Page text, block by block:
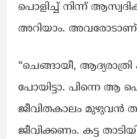
പൊളിച്ച് നിന്ന്
അറിയാം. അവരോടാണ്
“ചെങ്ങായീ,
പോയിട്ടാ. പിന്നെ ആ
ജീവിതകാലം മുഴുവൻ
ജീവിക്കണം. കട്ട